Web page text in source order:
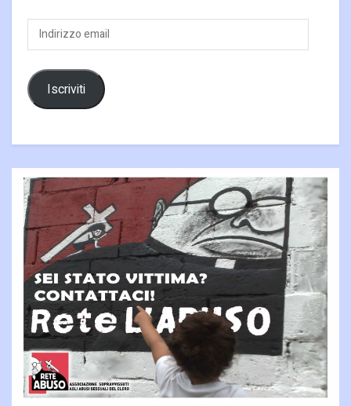
Indirizzo
email
Iscriviti